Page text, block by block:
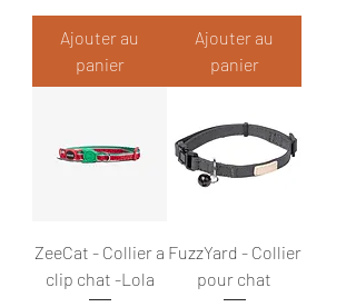
Ajouter au
panier
Ajouter au
panier
ZeeCat - Collier a
clip chat -Lola
FuzzYard - Collier
pour chat